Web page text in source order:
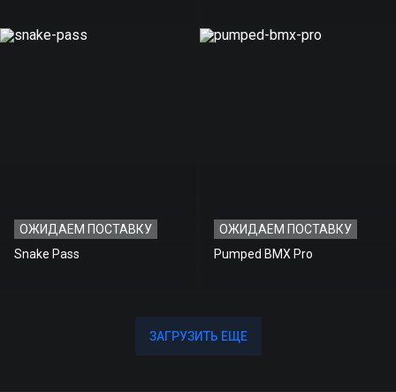
ОЖИДАЕМ ПОСТАВКУ
Snake Pass
ОЖИДАЕМ ПОСТАВКУ
Pumped BMX Pro
ЗАГРУЗИТЬ ЕЩЕ
ЗАГРУЗИТЬ ЕЩЕ